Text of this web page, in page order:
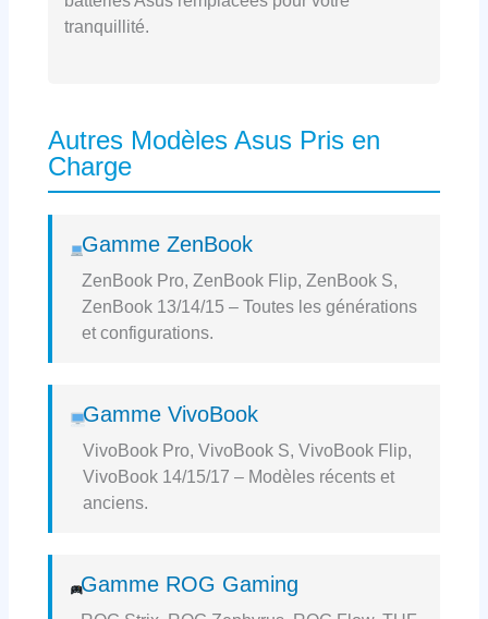
tranquillité.
Autres Modèles Asus Pris en
Charge
Gamme ZenBook
ZenBook Pro, ZenBook Flip, ZenBook S,
ZenBook 13/14/15 – Toutes les générations
et configurations.
Gamme VivoBook
VivoBook Pro, VivoBook S, VivoBook Flip,
VivoBook 14/15/17 – Modèles récents et
anciens.
Gamme ROG Gaming